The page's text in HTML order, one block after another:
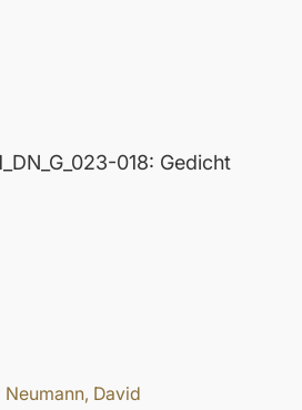
018: Gedicht
Neumann, David